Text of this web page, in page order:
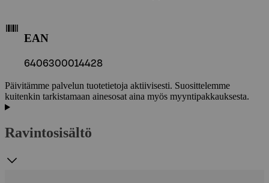
EAN
6406300014428
Päivitämme palvelun tuotetietoja aktiivisesti. Suosittelemme
kuitenkin tarkistamaan ainesosat aina myös myyntipakkauksesta.
Ravintosisältö